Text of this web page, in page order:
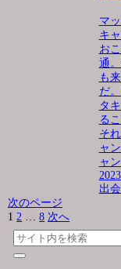
マ
キ
お
通
も
だ
タ
る
そ
ャ
ャ
出
次のページ
1 2 … 8 次へ